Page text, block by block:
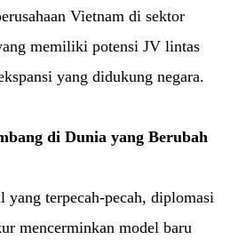
Vietnam di sektor
memiliki potensi JV lintas
yang didukung negara.
di Dunia yang Berubah
yang terpecah-pecah, diplomasi
mencerminkan model baru